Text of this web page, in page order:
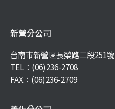
新營分公司
台南市新營區長榮路二段251號
TEL： (06)236-2708
FAX：(06)236-2709